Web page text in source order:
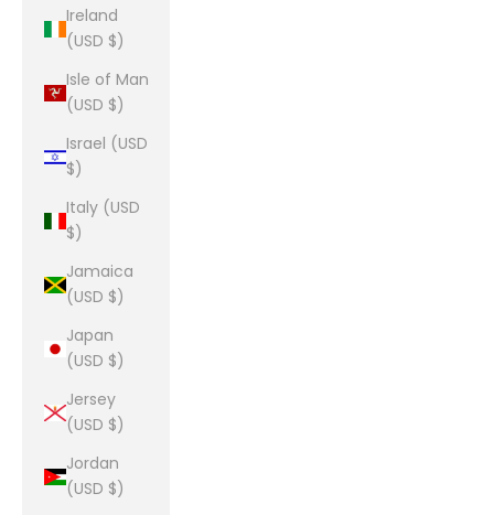
Ireland
(USD $)
Isle of Man
(USD $)
Israel (USD
$)
Italy (USD
$)
Jamaica
(USD $)
Japan
(USD $)
Jersey
(USD $)
Jordan
(USD $)